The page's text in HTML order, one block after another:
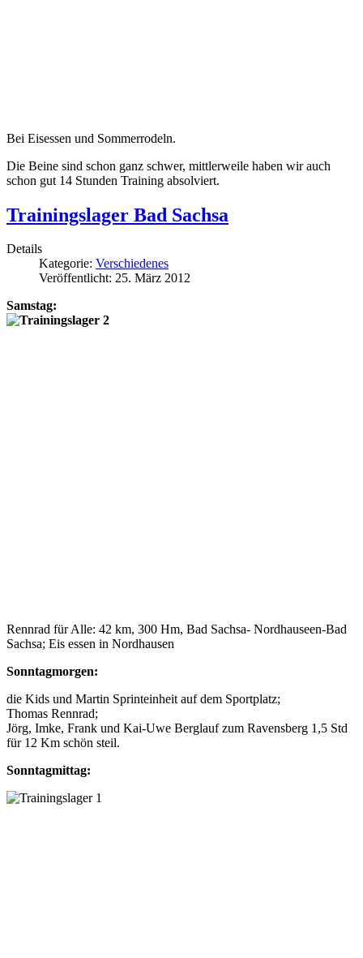
Bei Eisessen und Sommerrodeln.
Die Beine sind schon ganz schwer, mittlerweile haben wir auch
schon gut 14 Stunden Training absolviert.
Trainingslager Bad Sachsa
Details
Kategorie: Verschiedenes
Veröffentlicht: 25. März 2012
Samstag:
Rennrad für Alle: 42 km, 300 Hm, Bad Sachsa- Nordhauseen-Bad
Sachsa; Eis essen in Nordhausen
Sonntagmorgen:
die Kids und Martin Sprinteinheit auf dem Sportplatz;
Thomas Rennrad;
Jörg, Imke, Frank und Kai-Uwe Berglauf zum Ravensberg 1,5 Std
für 12 Km schön steil.
Sonntagmittag: